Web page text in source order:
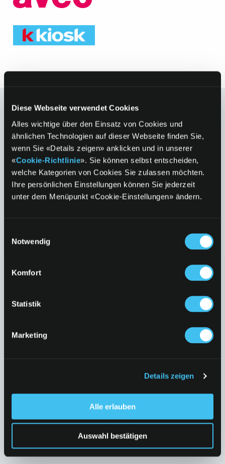
Diese Webseite verwendet Cookies
Alles wichtige über den Einsatz von Cookies und
ähnlichen Technologien auf dieser Webseite finden Sie,
wenn Sie «Details zeigen» anklicken und in unserer
«Cookie-Richtlinie». Sie können selbst entscheiden,
welche Kategorien von Cookies Sie zulassen möchten.
Ihre persönlichen Einstellungen können Sie jederzeit
unter dem Menüpunkt «Cookie-Einstellungen» ändern.
Notwendig
Komfort
Statistik
Marketing
Details zeigen
Alle erlauben
Auswahl bestätigen
Facebook
TwitterPinterestLinkedIn
Xing
Weitere interessante Angebote
für dich
Nutze die k kiosk App
%-Coupons, Stempelkarten und Specials
bietet dir die App. Und mit ihr punktest du
auch bei jedem Einkauf (Prämienshop).